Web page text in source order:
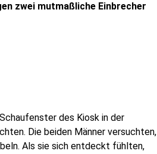
zwei mutmaßliche Einbrecher
des Kiosk in der
Die beiden Männer versuchten,
Als sie sich entdeckt fühlten,